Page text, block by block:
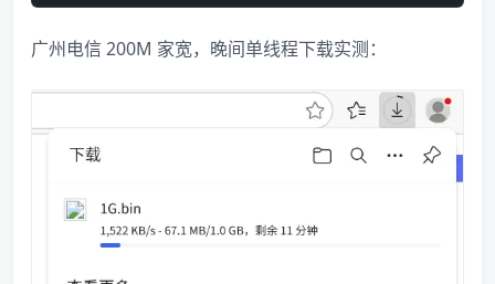
广州电信 200M 家宽，晚间单线程下载实测：